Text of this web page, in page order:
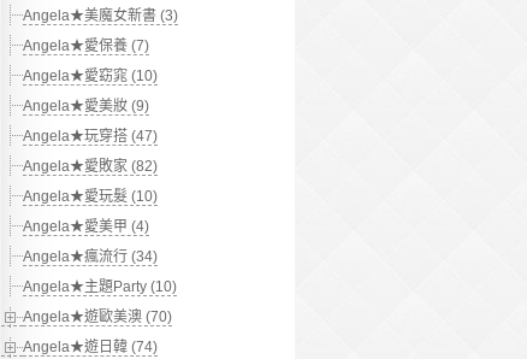
Angela★美魔女新書 (3)
Angela★愛保養 (7)
Angela★愛窈窕 (10)
Angela★愛美妝 (9)
Angela★玩穿搭 (47)
Angela★愛敗家 (82)
Angela★愛玩髮 (10)
Angela★愛美甲 (4)
Angela★瘋流行 (34)
Angela★主題Party (10)
Angela★遊歐美澳 (70)
Angela★遊日韓 (74)